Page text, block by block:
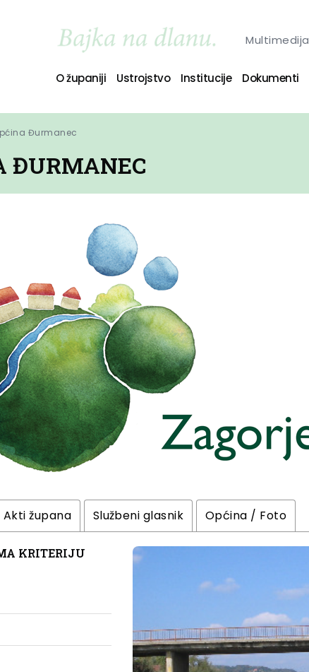
Multimedija
O županiji Ustrojstvo Institucije Dokumenti
Đurmanec
ĐURMANEC
Akti župana Službeni glasnik Općina / Foto
KRITERIJU